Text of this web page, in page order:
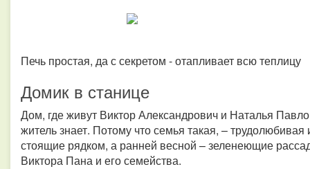
Печь простая, да с секретом - отапливает всю теплицу
Домик в станице
Дом, где живут Виктор Александрович и Наталья
житель знает. Потому что семья такая, –
стоящие рядком, а ранней весной – зеленеющие
Виктора Пана и его семейства.